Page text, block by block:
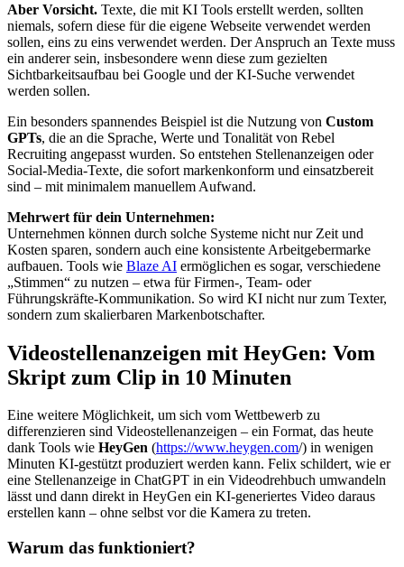
Aber Vorsicht. Texte, die mit KI Tools erstellt werden, sollten
niemals, sofern diese für die eigene Webseite verwendet werden
sollen, eins zu eins verwendet werden. Der Anspruch an Texte muss
ein anderer sein, insbesondere wenn diese zum gezielten
Sichtbarkeitsaufbau bei Google und der KI-Suche verwendet
werden sollen.
Ein besonders spannendes Beispiel ist die Nutzung von Custom
GPTs, die an die Sprache, Werte und Tonalität von Rebel
Recruiting angepasst wurden. So entstehen Stellenanzeigen oder
Social-Media-Texte, die sofort markenkonform und einsatzbereit
sind – mit minimalem manuellem Aufwand.
Mehrwert für dein Unternehmen:
Unternehmen können durch solche Systeme nicht nur Zeit und
Kosten sparen, sondern auch eine konsistente Arbeitgebermarke
aufbauen. Tools wie Blaze AI ermöglichen es sogar, verschiedene
„Stimmen“ zu nutzen – etwa für Firmen-, Team- oder
Führungskräfte-Kommunikation. So wird KI nicht nur zum Texter,
sondern zum skalierbaren Markenbotschafter.
Videostellenanzeigen mit HeyGen: Vom
Skript zum Clip in 10 Minuten
Eine weitere Möglichkeit, um sich vom Wettbewerb zu
differenzieren sind Videostellenanzeigen – ein Format, das heute
dank Tools wie HeyGen (https://www.heygen.com/) in wenigen
Minuten KI-gestützt produziert werden kann. Felix schildert, wie er
eine Stellenanzeige in ChatGPT in ein Videodrehbuch umwandeln
lässt und dann direkt in HeyGen ein KI-generiertes Video daraus
erstellen kann – ohne selbst vor die Kamera zu treten.
Warum das funktioniert?